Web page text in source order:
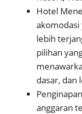
Hotel
akomodasi
lebih
pilihan
dasar, dan
anggaran